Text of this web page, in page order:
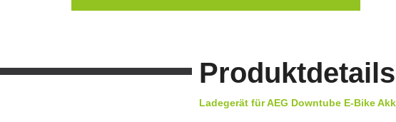
Produktdetails
Ladegerät für AEG Downtube E-Bike